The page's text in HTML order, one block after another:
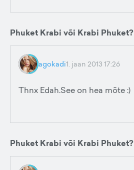
Phuket Krabi või Krabi Phuket?
agokadi1. jaan 2013 17:26
Thnx Edah.See on hea mõte :)
Phuket Krabi või Krabi Phuket?